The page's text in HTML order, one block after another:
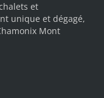
et
unique et dégagé,
Mont